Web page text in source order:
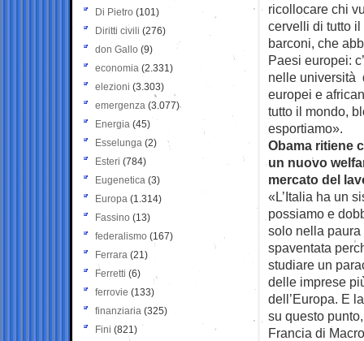
ricollocare chi
cervelli di tutto il
barconi, che
Paesi europei:
nelle università
europei e
tutto il mondo,
esportiamo».
Obama ritiene
un nuovo
mercato del
«L’Italia ha un
possiamo e
solo nella paura
spaventata
studiare un
delle imprese
dell’Europa. E
su questo
Francia di
Di Pietro (101)
Diritti civili (276)
don Gallo (9)
economia (2.331)
elezioni (3.303)
emergenza (3.077)
Energia (45)
Esselunga (2)
Esteri (784)
Eugenetica (3)
Europa (1.314)
Fassino (13)
federalismo (167)
Ferrara (21)
Ferretti (6)
ferrovie (133)
finanziaria (325)
Fini (821)